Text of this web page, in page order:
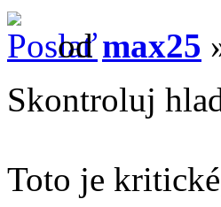
odmax25
Skontroluj
Toto je